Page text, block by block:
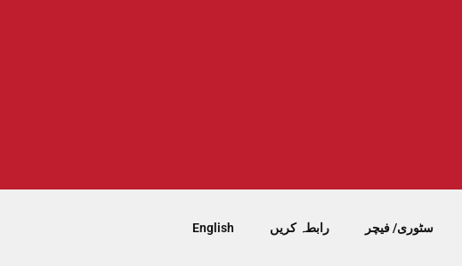
سٹوری/ فیچر رابطہ کریں English